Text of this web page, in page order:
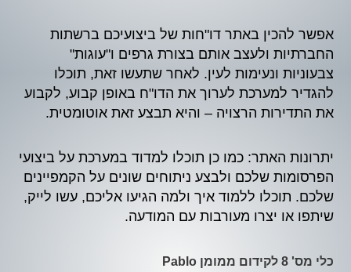
אפשר להכין באתר דו"חות של ביצועיכם ברשתות
החברתיות ולעצב אותם בצורת גרפים ו"עוגות"
צבעוניות ונעימות לעין. לאחר שתעשו זאת, תוכלו
להגדיר למערכת לערוך את הדו"ח באופן קבוע, לקבוע
את התדירות הרצויה – והיא תבצע זאת אוטומטית.
יתרונות האתר: כמו כן תוכלו למדוד במערכת על ביצועי
הפרסומות שלכם ולבצע ניתוחים שונים על הקמפיינים
שלכם. תוכלו ללמוד איך ולמה הגיעו אליכם, עשו לייק,
שיתפו או יצרו מעורבות עם המודעה.
כלי מס' 8 לקידום ממומן Pablo